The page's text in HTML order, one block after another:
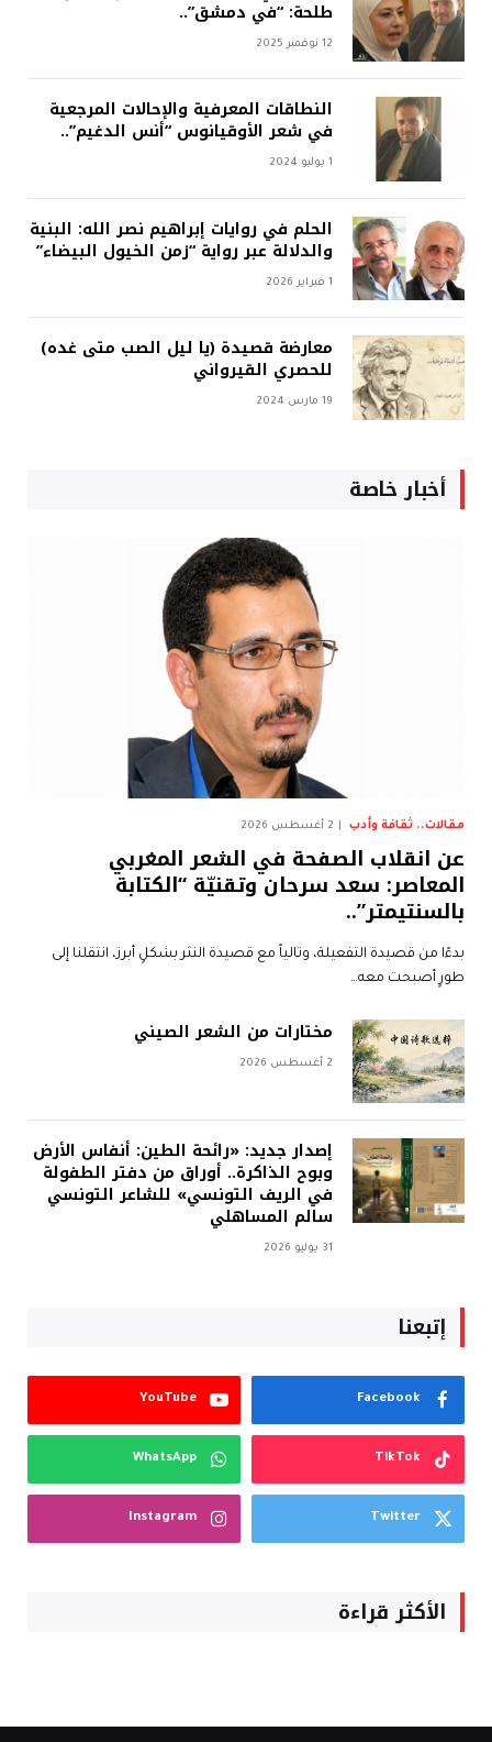
طلحة: “في دمشق”..
12 نوفمبر 2025
النطاقات المعرفية والإحالات المرجعية
في شعر الأوقيانوس “أنس الدغيم”..
1 يوليو 2024
الحلم في روايات إبراهيم نصر الله: البنية
والدلالة عبر رواية “زمن الخيول البيضاء”
1 فبراير 2026
معارضة قصيدة (يا ليل الصب متى غده)
للحصري القيرواني
19 مارس 2024
أخبار خاصة
مقالات.. ثقافة وأدب 2 أغسطس 2026
عن انقلاب الصفحة في الشعر المغربي
المعاصر: سعد سرحان وتقنيّة “الكتابة
بالسنتيمتر”..
بدءًا من قصيدة التفعيلة، وتالياً مع قصيدة النثر بشكلٍ أبرز، انتقلنا إلى
طورٍ أصبحت معه…
مختارات من الشعر الصيني
2 أغسطس 2026
إصدار جديد: «رائحة الطين: أنفاس الأرض
وبوح الذاكرة.. أوراق من دفتر الطفولة
في الريف التونسي» للشاعر التونسي
سالم المساهلي
31 يوليو 2026
إتبعنا
Facebook
YouTube
TikTok
WhatsApp
Twitter
Instagram
الأكثر قراءة